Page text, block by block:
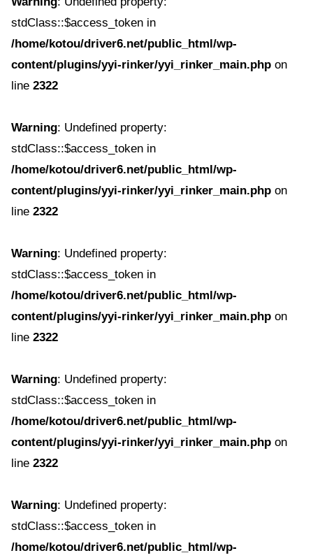
stdClass::$access_token in
/home/kotou/driver6.net/public_html/wp-
content/plugins/yyi-rinker/yyi_rinker_main.php on
line 2322
Warning: Undefined property:
stdClass::$access_token in
/home/kotou/driver6.net/public_html/wp-
content/plugins/yyi-rinker/yyi_rinker_main.php on
line 2322
Warning: Undefined property:
stdClass::$access_token in
/home/kotou/driver6.net/public_html/wp-
content/plugins/yyi-rinker/yyi_rinker_main.php on
line 2322
Warning: Undefined property:
stdClass::$access_token in
/home/kotou/driver6.net/public_html/wp-
content/plugins/yyi-rinker/yyi_rinker_main.php on
line 2322
Warning: Undefined property:
stdClass::$access_token in
/home/kotou/driver6.net/public_html/wp-